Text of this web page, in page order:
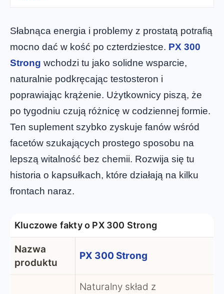
Słabnąca energia i problemy z prostatą potrafią
mocno dać w kość po czterdziestce. PX 300
Strong wchodzi tu jako solidne wsparcie,
naturalnie podkręcając testosteron i
poprawiając krążenie. Użytkownicy piszą, że
po tygodniu czują różnicę w codziennej formie.
Ten suplement szybko zyskuje fanów wśród
facetów szukających prostego sposobu na
lepszą witalność bez chemii. Rozwija się tu
historia o kapsułkach, które działają na kilku
frontach naraz.
Kluczowe fakty o PX 300 Strong
Nazwa
produktu
PX 300 Strong
Naturalny skład z